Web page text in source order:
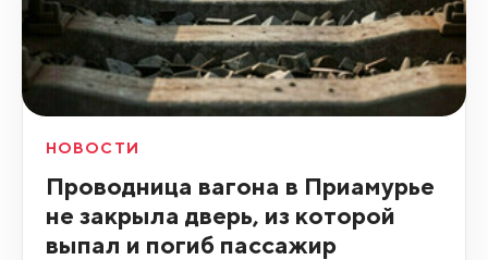
НОВОСТИ
Проводница вагона в Приамурье
не закрыла дверь, из которой
выпал и погиб пассажир